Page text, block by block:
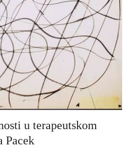
u terapeutskom
Pacek